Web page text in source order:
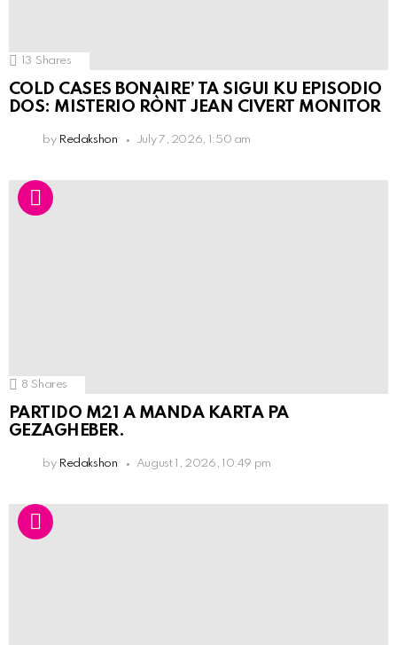
13 Shares
COLD CASES BONAIRE’ TA SIGUI KU EPISODIO
DOS: MISTERIO RÒNT JEAN CIVERT MONITOR
by Redakshon July 7, 2026, 1:50 am
8 Shares
PARTIDO M21 A MANDA KARTA PA
GEZAGHEBER.
by Redakshon August 1, 2026, 10:49 pm